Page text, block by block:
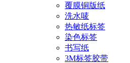
覆膜铜版纸
洗水唛
热敏纸标签
染色标签
书写纸
3M标签胶带